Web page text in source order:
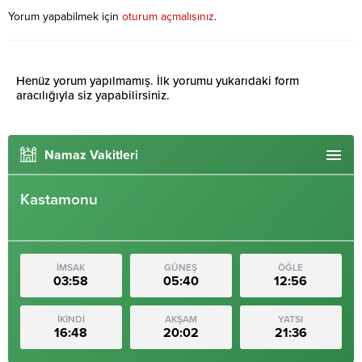
Yorum yapabilmek için oturum açmalısınız.
Henüz yorum yapılmamış. İlk yorumu yukarıdaki form
aracılığıyla siz yapabilirsiniz.
Namaz Vakitleri
Kastamonu
İMSAK
03:58
GÜNEŞ
05:40
ÖĞLE
12:56
İKİNDİ
16:48
AKŞAM
20:02
YATSI
21:36